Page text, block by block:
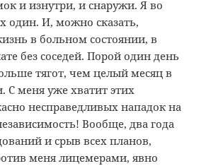
и изнутри, и снаружи. Я во
один. И, можно сказать,
в больном состоянии, в
без соседей. Порой один день
тягот, чем целый месяц в
С меня уже хватит этих
несправедливых нападок на
Вообще, два года
и срыв всех планов,
меня лицемерами, явно